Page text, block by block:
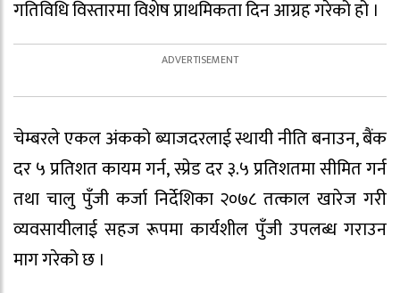
गतिविधि विस्तारमा विशेष प्राथमिकता दिन आग्रह गरेको हो ।
चेम्बरले एकल अंकको ब्याजदरलाई स्थायी नीति बनाउन, बैंक
दर ५ प्रतिशत कायम गर्न, स्प्रेड दर ३.५ प्रतिशतमा सीमित गर्न
तथा चालु पुँजी कर्जा निर्देशिका २०७८ तत्काल खारेज गरी
व्यवसायीलाई सहज रूपमा कार्यशील पुँजी उपलब्ध गराउन
माग गरेको छ ।